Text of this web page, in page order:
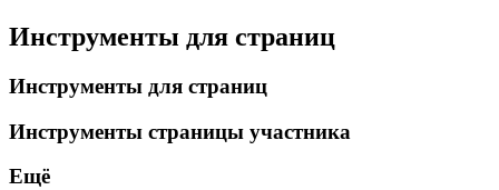
Инструменты для страниц
Инструменты для страниц
Инструменты страницы участника
Ещё